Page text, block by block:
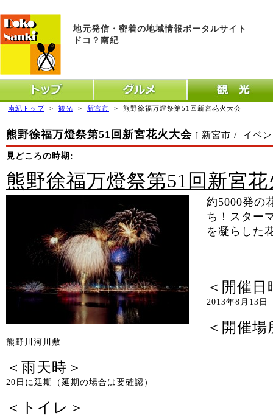
地元発信・密着の地域情報ポータルサイト
ドコ？南紀
トップ グルメ 観光
南紀トップ > 観光 > 新宮市 > 熊野徐福万燈祭第51回新宮花火大会
熊野徐福万燈祭第51回新宮花火大会 [ 新宮市 / イベ
見どころの時期:
熊野徐福万燈祭第51回新宮
約5000発の
ち！スター
を凝らした
＜開催日
2013年8月13日
＜開催場
熊野川河川敷
＜雨天時＞
20日に延期（延期の場合は要確認）
＜トイレ＞